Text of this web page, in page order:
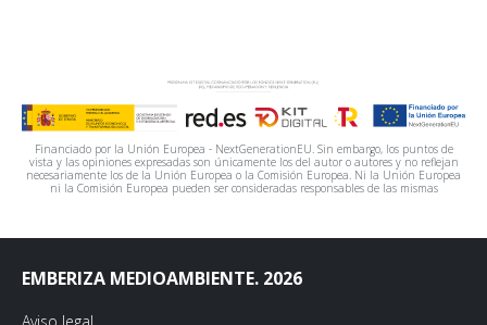
Financiado por la Unión Europea - NextGenerationEU. Sin embargo, los puntos de
vista y las opiniones expresadas son únicamente los del autor o autores y no reflejan
necesariamente los de la Unión Europea o la Comisión Europea. Ni la Unión Europea
ni la Comisión Europea pueden ser consideradas responsables de las mismas
EMBERIZA MEDIOAMBIENTE. 2026